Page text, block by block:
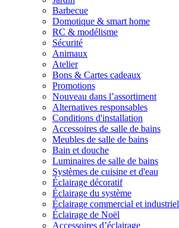
Barbecue
Domotique & smart home
RC & modélisme
Sécurité
Animaux
Atelier
Bons & Cartes cadeaux
Promotions
Nouveau dans l’assortiment
Alternatives responsables
Conditions d'installation
Accessoires de salle de bains
Meubles de salle de bains
Bain et douche
Luminaires de salle de bains
Systèmes de cuisine et d'eau
Éclairage décoratif
Éclairage du système
Éclairage commercial et industriel
Éclairage de Noël
Accessoires d’éclairage